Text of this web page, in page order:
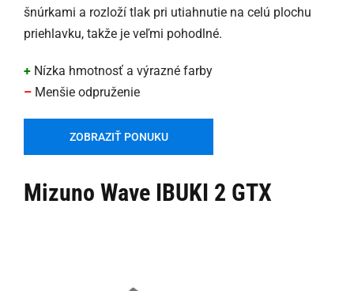
šnúrkami a rozloží tlak pri utiahnutie na celú plochu
priehlavku, takže je veľmi pohodlné.
+ Nízka hmotnosť a výrazné farby
– Menšie odpruženie
ZOBRAZIŤ PONUKU
Mizuno Wave IBUKI 2 GTX